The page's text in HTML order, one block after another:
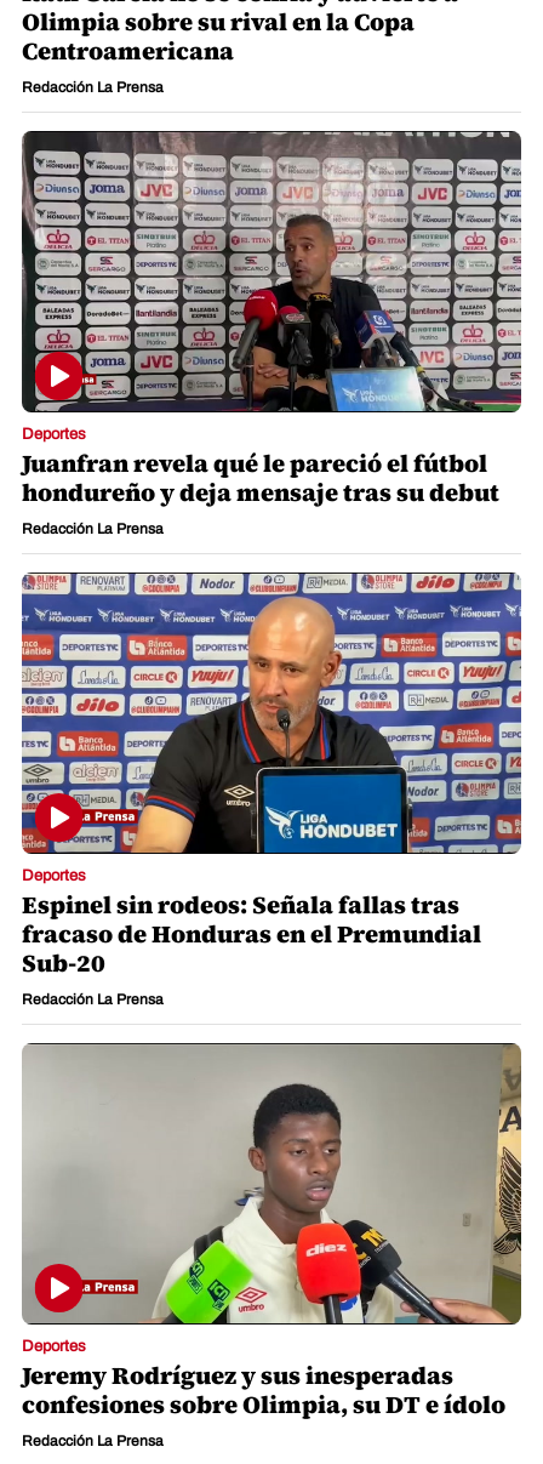
Olimpia sobre su rival en la Copa
Centroamericana
Redacción La Prensa
Deportes
Juanfran revela qué le pareció el fútbol
hondureño y deja mensaje tras su debut
Redacción La Prensa
Deportes
Espinel sin rodeos: Señala fallas tras
fracaso de Honduras en el Premundial
Sub-20
Redacción La Prensa
Deportes
Jeremy Rodríguez y sus inesperadas
confesiones sobre Olimpia, su DT e ídolo
Redacción La Prensa